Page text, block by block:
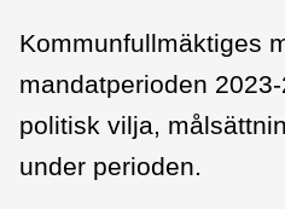
Kommunfullmäktiges
mandatperioden
politisk vilja,
under perioden.